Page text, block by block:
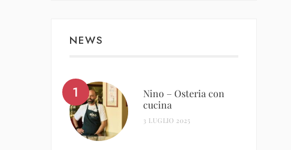
NEWS
Nino – Osteria con
cucina
3 LUGLIO 2025